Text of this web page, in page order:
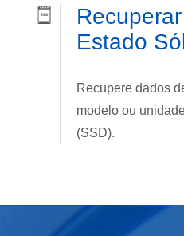
Estado
Recupere dados
modelo ou
(SSD).